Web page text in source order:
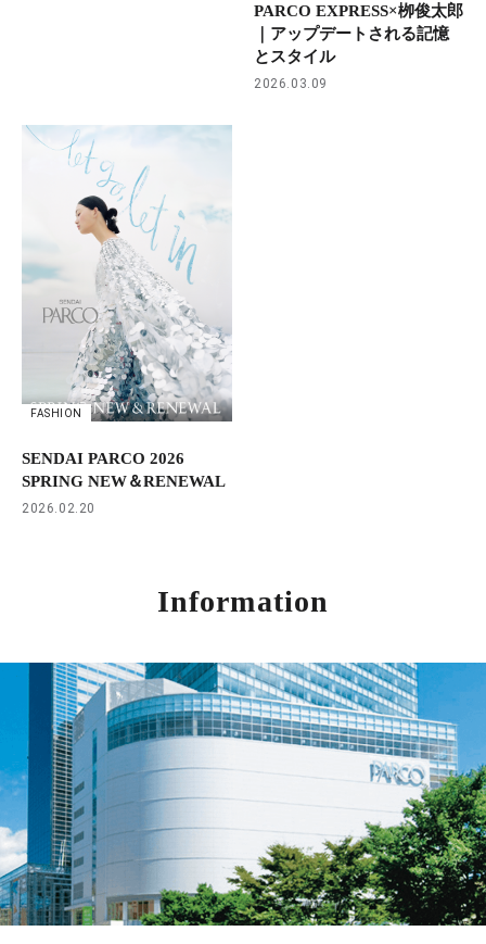
PARCO EXPRESS×栁俊太郎
｜アップデートされる記憶
とスタイル
2026.03.09
FASHION
SENDAI PARCO 2026
SPRING NEW＆RENEWAL
2026.02.20
Information